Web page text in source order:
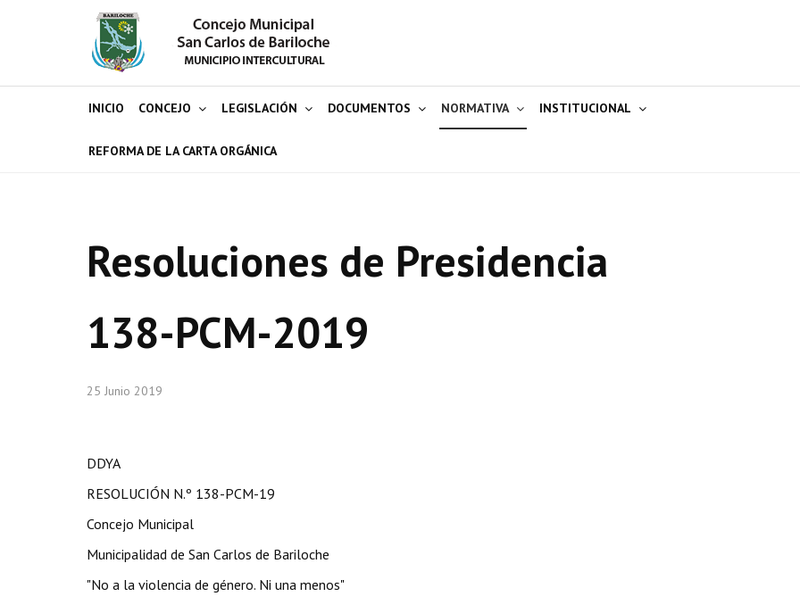
INICIO CONCEJO LEGISLACIÓN DOCUMENTOS NORMATIVA INSTITUCIONAL
REFORMA DE LA CARTA ORGÁNICA
Resoluciones de Presidencia
138-PCM-2019
25 Junio 2019
DDYA
RESOLUCIÓN N.º 138-PCM-19
Concejo Municipal
Municipalidad de San Carlos de Bariloche
"No a la violencia de género. Ni una menos"